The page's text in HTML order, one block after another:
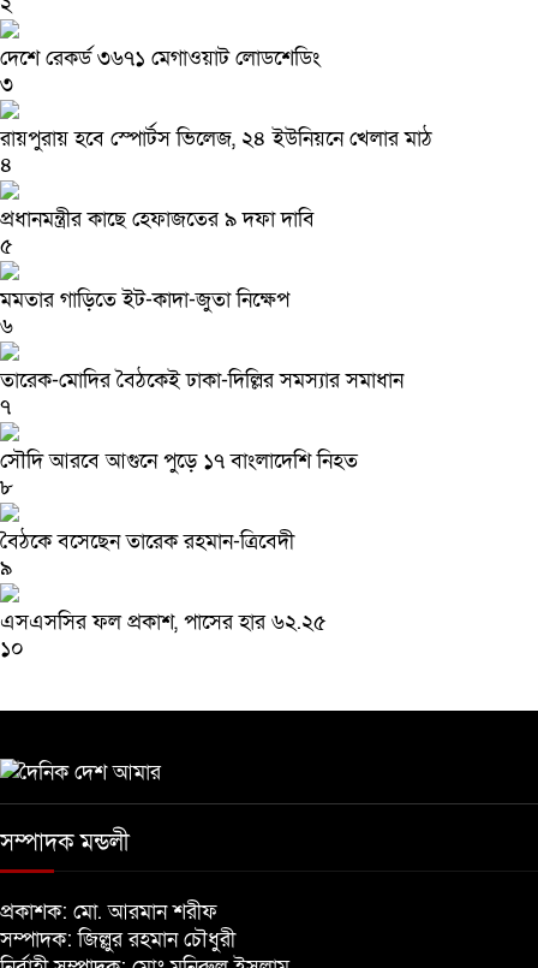
দেশে রেকর্ড ৩৬৭১ মেগাওয়াট লোডশেডিং
৩
রায়পুরায় হবে স্পোর্টস ভিলেজ, ২৪ ইউনিয়নে খেলার মাঠ
৪
প্রধানমন্ত্রীর কাছে হেফাজতের ৯ দফা দাবি
৫
মমতার গাড়িতে ইট-কাদা-জুতা নিক্ষেপ
৬
তারেক-মোদির বৈঠকেই ঢাকা-দিল্লির সমস্যার সমাধান
৭
সৌদি আরবে আগুনে পুড়ে ১৭ বাংলাদেশি নিহত
৮
বৈঠকে বসেছেন তারেক রহমান-ত্রিবেদী
৯
এসএসসির ফল প্রকাশ, পাসের হার ৬২.২৫
১০
সম্পাদক মন্ডলী
প্রকাশক: মো. আরমান শরীফ
সম্পাদক: জিল্লুর রহমান চৌধুরী